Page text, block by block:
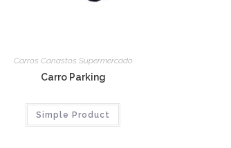
Carros Canastos Supermercado
Carro Parking
Simple Product